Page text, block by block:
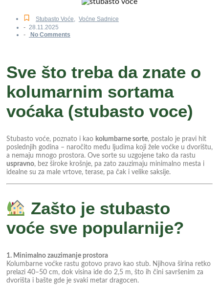
Stubasto Voće, Voćne Sadnice
- 28.11.2025
- No Comments
Sve što treba da znate o
kolumarnim sortama
voćaka (stubasto voce)
Stubasto voće, poznato i kao kolumbarne sorte, postalo je pravi hit
poslednjih godina – naročito među ljudima koji žele voćke u dvorištu,
a nemaju mnogo prostora. Ove sorte su uzgojene tako da rastu
uspravno, bez široke krošnje, pa zato zauzimaju minimalno mesta i
idealne su za male vrtove, terase, pa čak i velike saksije.
Zašto je stubasto
voće sve popularnije?
1. Minimalno zauzimanje prostora
Kolumbarne voćke rastu gotovo pravo kao stub. Njihova širina retko
prelazi 40–50 cm, dok visina ide do 2,5 m, što ih čini savršenim za
dvorišta i bašte gde je svaki metar dragocen.